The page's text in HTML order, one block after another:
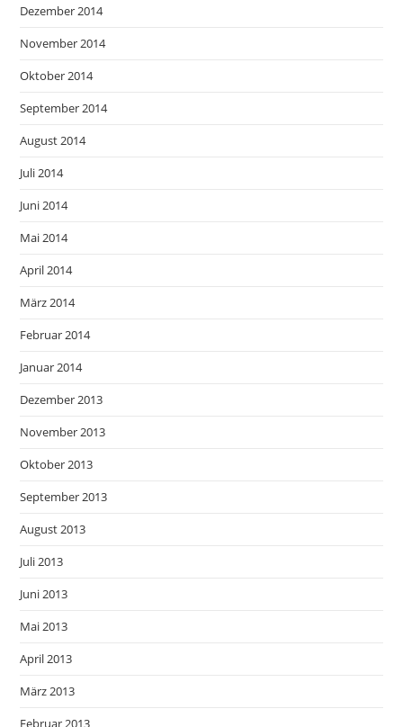
Dezember 2014
November 2014
Oktober 2014
September 2014
August 2014
Juli 2014
Juni 2014
Mai 2014
April 2014
März 2014
Februar 2014
Januar 2014
Dezember 2013
November 2013
Oktober 2013
September 2013
August 2013
Juli 2013
Juni 2013
Mai 2013
April 2013
März 2013
Februar 2013